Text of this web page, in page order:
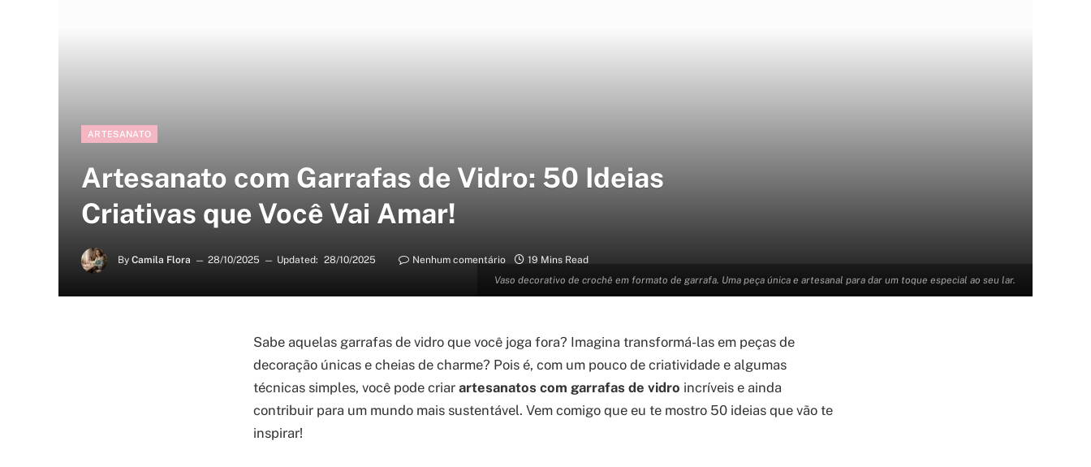
Vaso decorativo de crochê em formato de garrafa. Uma peça única e artesanal para dar um toque especial ao seu lar.
ARTESANATO
Artesanato com Garrafas de Vidro: 50 Ideias
Criativas que Você Vai Amar!
By Camila Flora 28/10/2025 Updated: 28/10/2025 Nenhum comentário 19 Mins Read
Sabe aquelas garrafas de vidro que você joga fora? Imagina transformá-las em peças de
decoração únicas e cheias de charme? Pois é, com um pouco de criatividade e algumas
técnicas simples, você pode criar artesanatos com garrafas de vidro incríveis e ainda
contribuir para um mundo mais sustentável. Vem comigo que eu te mostro 50 ideias que vão te
inspirar!